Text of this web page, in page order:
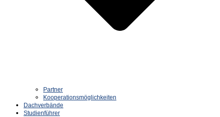
Partner
Kooperationsmöglichkeiten
Dachverbände
Studienführer